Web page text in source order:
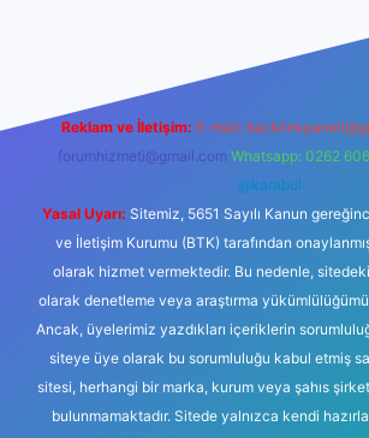
Reklam ve İletişim: E-mail:
forumhizmeti@gmail.com Whatsapp: 0262
@karabul
Yasal Uyarı: Sitemiz, 5651 Sayılı Kanun
ve İletişim Kurumu (BTK) tarafından
olarak hizmet vermektedir. Bu nedenle,
olarak denetleme veya araştırma
Ancak, üyelerimiz yazdıkları içeriklerin
siteye üye olarak bu sorumluluğu kabul etmiş
sitesi, herhangi bir marka, kurum veya şahıs
bulunmamaktadır. Sitede yalnızca kendi